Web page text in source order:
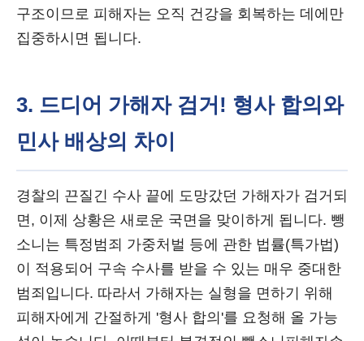
구조이므로 피해자는 오직 건강을 회복하는 데에만
집중하시면 됩니다.
3. 드디어 가해자 검거! 형사 합의와
민사 배상의 차이
경찰의 끈질긴 수사 끝에 도망갔던 가해자가 검거되
면, 이제 상황은 새로운 국면을 맞이하게 됩니다. 뺑
소니는 특정범죄 가중처벌 등에 관한 법률(특가법)
이 적용되어 구속 수사를 받을 수 있는 매우 중대한
범죄입니다. 따라서 가해자는 실형을 면하기 위해
피해자에게 간절하게 '형사 합의'를 요청해 올 가능